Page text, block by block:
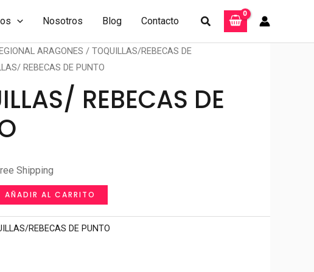
Nosotros Blog Contacto Buscar
ARAGONES / TOQUILLAS/REBECAS DE
REBECAS DE PUNTO
REBECAS DE
Shipping
AÑADIR AL CARRITO
REBECAS DE PUNTO